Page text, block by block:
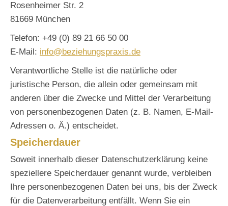
Rosenheimer Str. 2
81669 München
Telefon: +49 (0) 89 21 66 50 00
E-Mail:
ed.si
xarps
gnuhe
izeb@
ofni
Verantwortliche Stelle ist die natürliche oder
juristische Person, die allein oder gemeinsam mit
anderen über die Zwecke und Mittel der Verarbeitung
von personenbezogenen Daten (z. B. Namen, E-Mail-
Adressen o. Ä.) entscheidet.
Speicherdauer
Soweit innerhalb dieser Datenschutzerklärung keine
speziellere Speicherdauer genannt wurde, verbleiben
Ihre personenbezogenen Daten bei uns, bis der Zweck
für die Datenverarbeitung entfällt. Wenn Sie ein